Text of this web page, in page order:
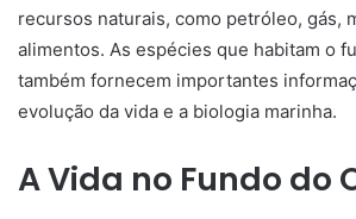
recursos naturais, como petróleo, gás,
alimentos. As espécies que habitam o
também fornecem importantes
evolução da vida e a biologia marinha.
A Vida no Fundo do